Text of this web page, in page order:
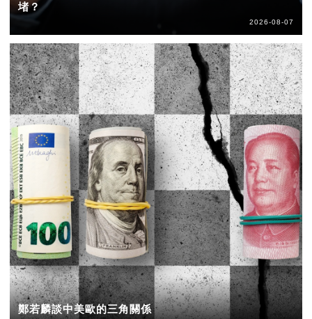
堵？
2026-08-07
鄭若麟談中美歐的三角關係